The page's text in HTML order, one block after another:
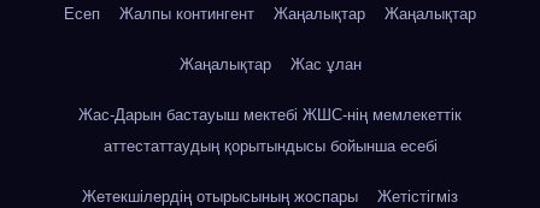
Есеп Жалпы контингент Жаңалықтар Жаңалықтар
Жаңалықтар Жас ұлан
Жас-Дарын бастауыш мектебі ЖШС-нің мемлекеттік
аттестаттаудың қорытындысы бойынша есебі
Жетекшілердің отырысының жоспары Жетістігміз